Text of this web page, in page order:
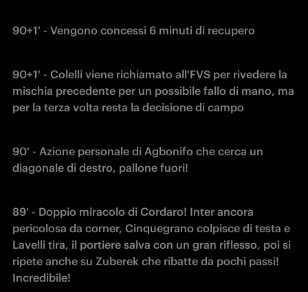
90+1' - Vengono concessi 6 minuti di recupero
90+1' - Colelli viene richiamato all'FVS per rivedere la
mischia precedente per un possibile fallo di mano, ma
per la terza volta resta la decisione di campo
90' - Azione personale di Agbonifo che cerca un
diagonale di destro, pallone fuori!
89' - Doppio miracolo di Cordaro! Inter ancora
pericolosa da corner, Cinquegrano colpisce di testa e
Lavelli tira, il portiere salva con un gran riflesso, poi si
ripete anche su Zuberek che ribatte da pochi passi!
Incredibile!